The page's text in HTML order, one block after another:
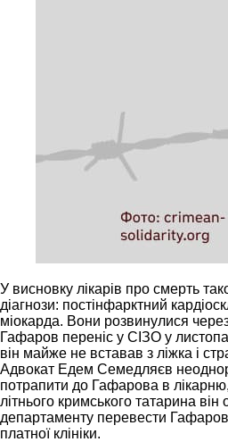
У висновку лікарів про смерть
діагнози: постінфарктний
міокарда. Вони розвинулися
Гафаров переніс у СІЗО у
він майже не вставав з ліжка і
Адвокат Едем Семедляєв
потрапити до Гафарова в
літнього кримського татарина
департаменту перевести
платної клініки.